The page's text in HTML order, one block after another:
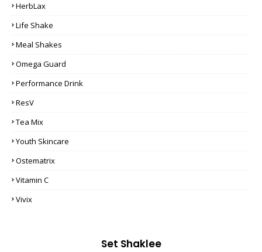
HerbLax
Life Shake
Meal Shakes
Omega Guard
Performance Drink
ResV
Tea Mix
Youth Skincare
Ostematrix
Vitamin C
Vivix
Set Shaklee